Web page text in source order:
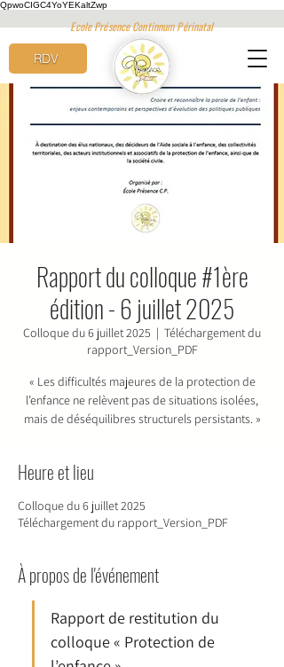
QpwoCIGC4YoYEKaltZwp
Ecole Présence Continnum Périnatal
RDV
Rapport du colloque #1ère
édition - 6 juillet 2025
Colloque du 6 juillet 2025
  |
Téléchargement du
rapport_Version_PDF
« Les difficultés majeures de la protection de
l’enfance ne relèvent pas de situations isolées,
mais de déséquilibres structurels persistants. »
Heure et lieu
Colloque du 6 juillet 2025
Téléchargement du rapport_Version_PDF
À propos de l'événement
Rapport de restitution du
colloque « Protection de